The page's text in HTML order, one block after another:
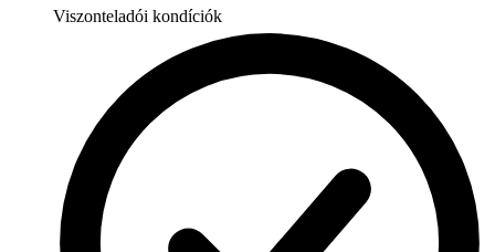
Viszonteladói kondíciók